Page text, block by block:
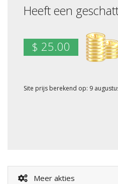
Heeft een
$ 25.00
Site prijs berekend op: 9
Meer akties